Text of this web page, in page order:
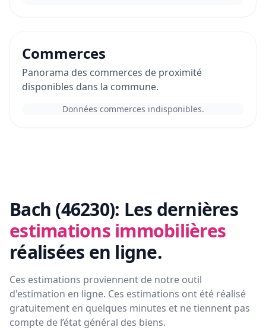
Commerces
Panorama des commerces de proximité
disponibles dans la commune.
Données commerces indisponibles.
Bach (46230): Les dernières
estimations immobilières
réalisées en ligne.
Ces estimations proviennent de notre outil
d'estimation en ligne. Ces estimations ont été réalisé
gratuitement en quelques minutes et ne tiennent pas
compte de l’état général des biens.